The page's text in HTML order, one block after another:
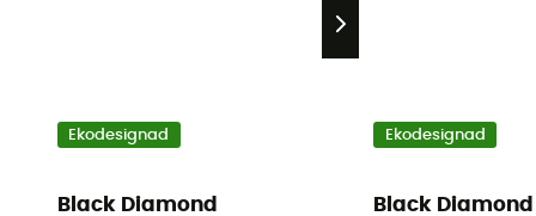
Ekodesignad
Black Diamond
Ekodesignad
Black Diamond